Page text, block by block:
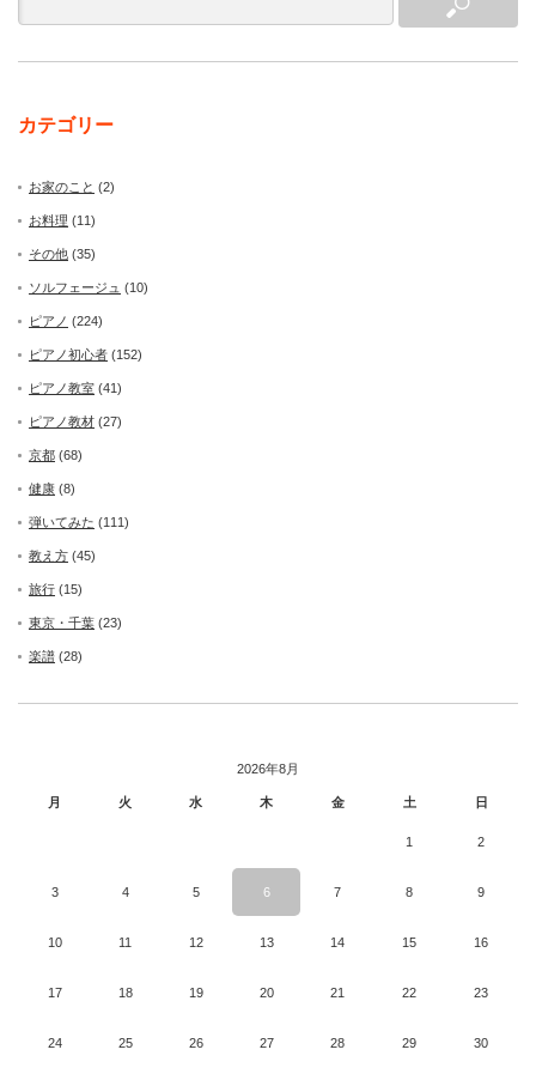
カテゴリー
お家のこと (2)
お料理 (11)
その他 (35)
ソルフェージュ (10)
ピアノ (224)
ピアノ初心者 (152)
ピアノ教室 (41)
ピアノ教材 (27)
京都 (68)
健康 (8)
弾いてみた (111)
教え方 (45)
旅行 (15)
東京・千葉 (23)
楽譜 (28)
2026年8月
月 火 水 木 金 土 日
1 2
3 4 5 6 7 8 9
10 11 12 13 14 15 16
17 18 19 20 21 22 23
24 25 26 27 28 29 30